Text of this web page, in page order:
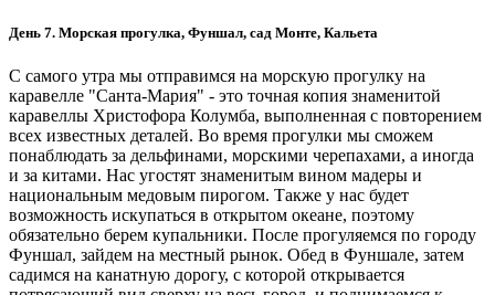
День 7. Морская прогулка, Фуншал, сад Монте, Кальета
С самого утра мы отправимся на морскую прогулку на
каравелле "Санта-Мария" - это точная копия знаменитой
каравеллы Христофора Колумба, выполненная с повторением
всех известных деталей. Во время прогулки мы сможем
понаблюдать за дельфинами, морскими черепахами, а иногда
и за китами. Нас угостят знаменитым вином мадеры и
национальным медовым пирогом. Также у нас будет
возможность искупаться в открытом океане, поэтому
обязательно берем купальники. После прогуляемся по городу
Фуншал, зайдем на местный рынок. Обед в Фуншале, затем
садимся на канатную дорогу, с которой открывается